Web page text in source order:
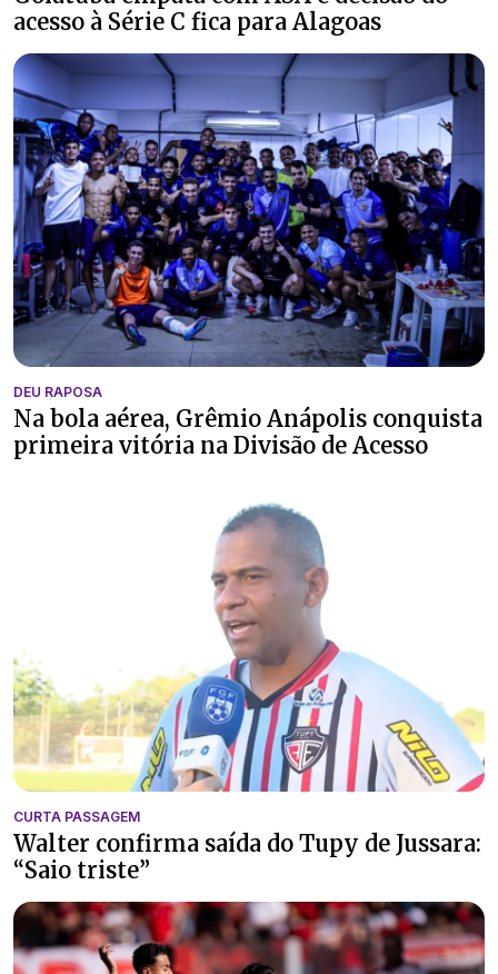
acesso à Série C fica para Alagoas
DEU RAPOSA
Na bola aérea, Grêmio Anápolis conquista
primeira vitória na Divisão de Acesso
CURTA PASSAGEM
Walter confirma saída do Tupy de Jussara:
“Saio triste”